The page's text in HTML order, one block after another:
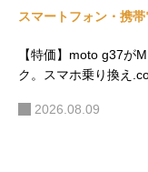
スマートフォン・携
【特価】moto g37が
ク。スマホ乗り換え
2026.08.09